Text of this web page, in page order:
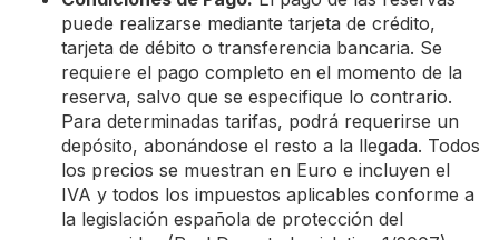
puede realizarse mediante tarjeta de crédito,
tarjeta de débito o transferencia bancaria. Se
requiere el pago completo en el momento de la
reserva, salvo que se especifique lo contrario.
Para determinadas tarifas, podrá requerirse un
depósito, abonándose el resto a la llegada. Todos
los precios se muestran en Euro e incluyen el
IVA y todos los impuestos aplicables conforme a
la legislación española de protección del